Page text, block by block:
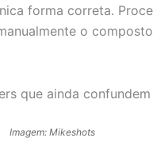
forma correta.
o
Imagem: Mikeshots